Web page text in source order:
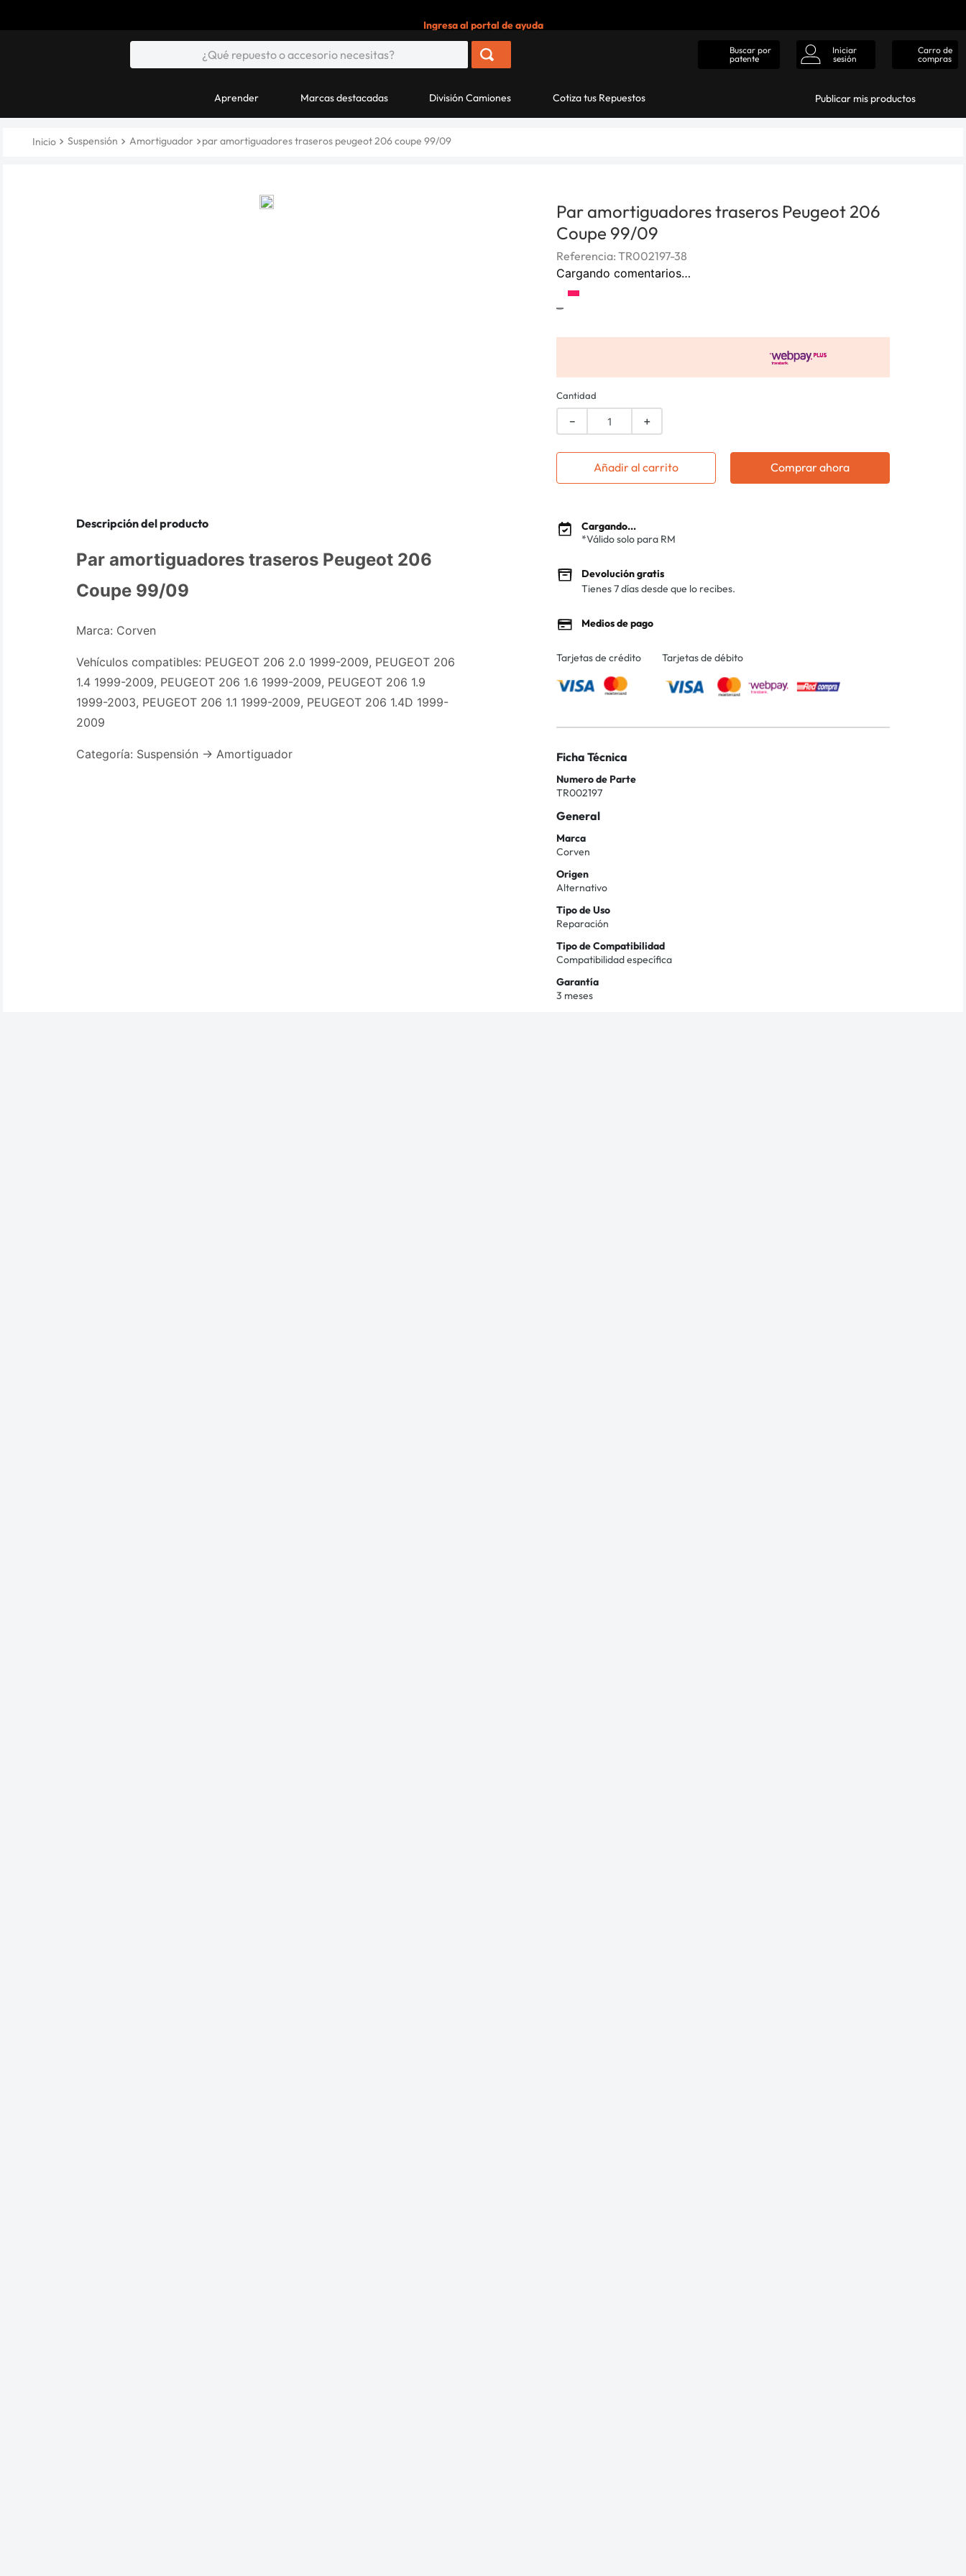
Ingresa al portal de ayuda
Buscar por
patente
Iniciar
sesión
Carro de
compras
Aprender Marcas destacadas División Camiones Cotiza tus Repuestos Publicar mis productos
Suspensión Amortiguador par amortiguadores traseros peugeot 206 coupe 99/09
Descripción del producto
Par amortiguadores traseros Peugeot 206
Coupe 99/09
Marca: Corven
Vehículos compatibles: PEUGEOT 206 2.0 1999-2009, PEUGEOT 206
1.4 1999-2009, PEUGEOT 206 1.6 1999-2009, PEUGEOT 206 1.9
1999-2003, PEUGEOT 206 1.1 1999-2009, PEUGEOT 206 1.4D 1999-
2009
Categoría: Suspensión -> Amortiguador
Par amortiguadores traseros Peugeot 206
Coupe 99/09
Referencia: TR002197-38
Cargando comentarios…
-
Cantidad
＋
－
Añadir al carrito Comprar ahora
Cargando...
*Válido solo para RM
Devolución gratis
Tienes 7 días desde que lo recibes.
Medios de pago
Tarjetas de crédito Tarjetas de débito
Ficha Técnica
Numero de Parte
TR002197
General
Marca
Corven
Origen
Alternativo
Tipo de Uso
Reparación
Tipo de Compatibilidad
Compatibilidad específica
Garantía
3 meses